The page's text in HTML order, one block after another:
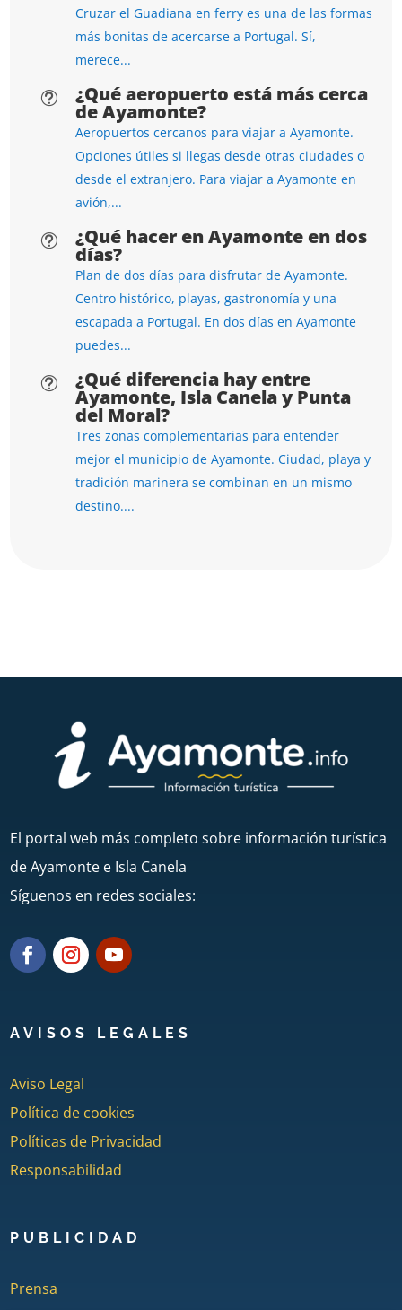
Cruzar el Guadiana en ferry es una de las formas
más bonitas de acercarse a Portugal. Sí,
merece...
t ¿Qué aeropuerto está más cerca
de Ayamonte?
Aeropuertos cercanos para viajar a Ayamonte.
Opciones útiles si llegas desde otras ciudades o
desde el extranjero. Para viajar a Ayamonte en
avión,...
t ¿Qué hacer en Ayamonte en dos
días?
Plan de dos días para disfrutar de Ayamonte.
Centro histórico, playas, gastronomía y una
escapada a Portugal. En dos días en Ayamonte
puedes...
t ¿Qué diferencia hay entre
Ayamonte, Isla Canela y Punta
del Moral?
Tres zonas complementarias para entender
mejor el municipio de Ayamonte. Ciudad, playa y
tradición marinera se combinan en un mismo
destino....
El portal web más completo sobre información turística
de Ayamonte e Isla Canela
Síguenos en redes sociales:
AVISOS LEGALES
Aviso Legal
Política de cookies
Políticas de Privacidad
Responsabilidad
PUBLICIDAD
Prensa